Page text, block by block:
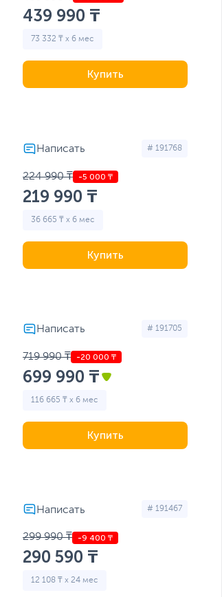
439 990 ₸
73 332 ₸ x 6 мес
Купить
# 191768
224 990 ₸
219 990 ₸
36 665 ₸ x 6 мес
Купить
# 191705
719 990 ₸
699 990 ₸
116 665 ₸ x 6 мес
Купить
# 191467
299 990 ₸
290 590 ₸
12 108 ₸ x 24 мес